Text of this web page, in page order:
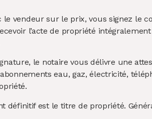
vendeur sur le prix, vous signez le
l’acte de propriété
le notaire vous délivre une
eau, gaz, électricité,
définitif est le titre de propriété.